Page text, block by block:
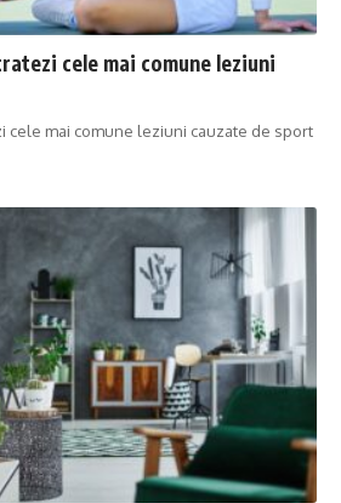
cele mai comune leziuni
cele mai comune leziuni cauzate de sport